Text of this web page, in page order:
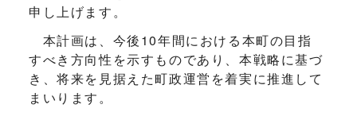
申し上げます。
本計画は、今後10年間における本町の目指
すべき方向性を示すものであり、本戦略に基づ
き、将来を見据えた町政運営を着実に推進して
まいります。